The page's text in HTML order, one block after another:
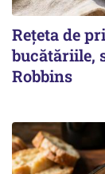
Rețeta de
bucătăriile,
Robbins